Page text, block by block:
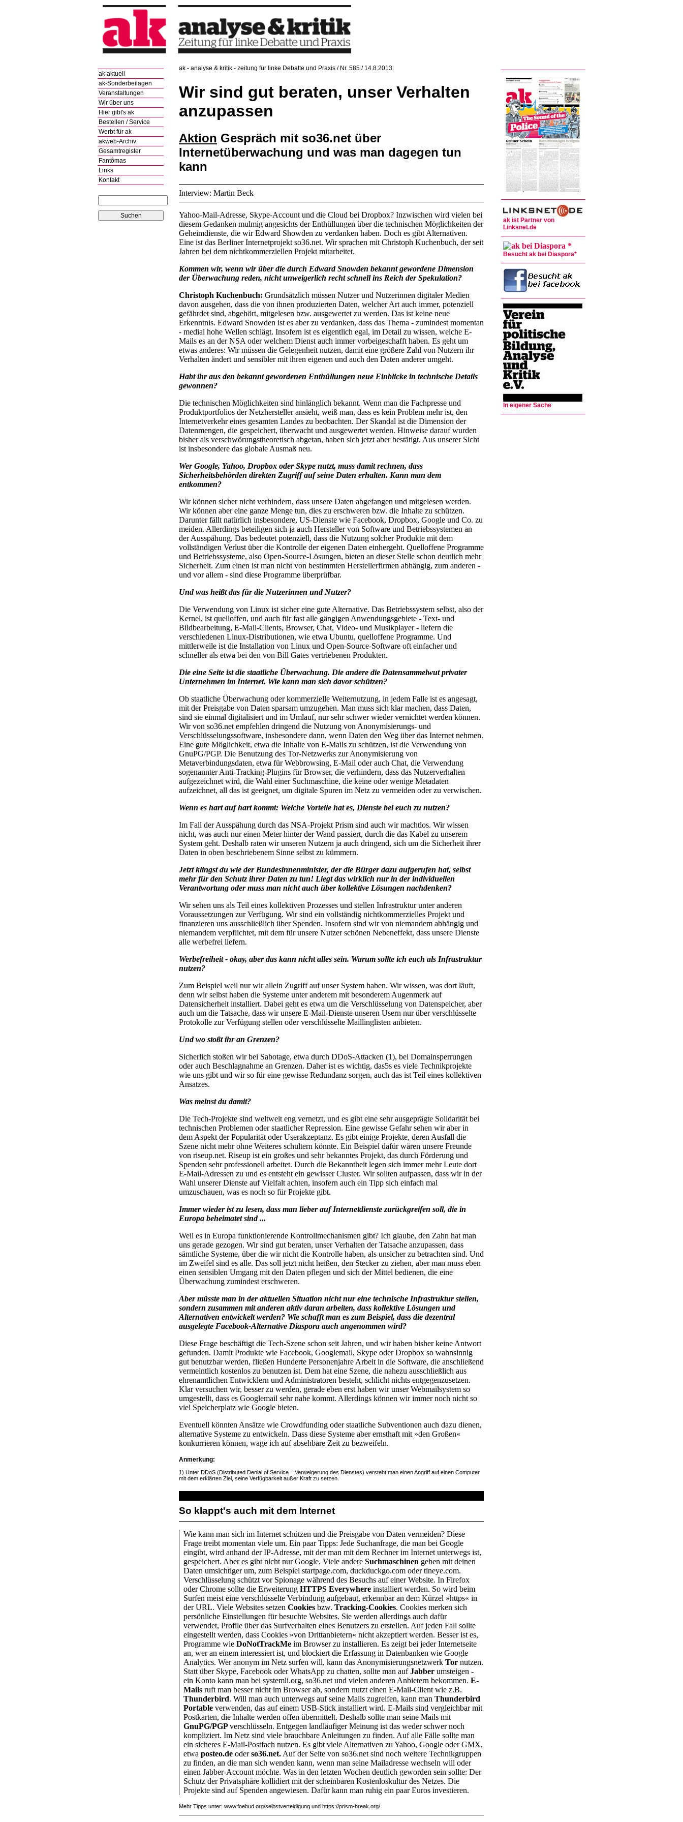
ak aktuell
ak-Sonderbeilagen
Veranstaltungen
Wir über uns
Hier gibt's ak
Bestellen / Service
Werbt für ak
akweb-Archiv
Gesamtregister
Fantômas
Links
Kontakt
ak ist Partner von
Linksnet.de
Besucht ak bei Diaspora*
In eigener Sache
ak - analyse & kritik - zeitung für linke Debatte und Praxis / Nr. 585 / 14.8.2013
Wir sind gut beraten, unser Verhalten
anzupassen
Aktion Gespräch mit so36.net über
Internetüberwachung und was man dagegen tun
kann
Interview: Martin Beck
Yahoo-Mail-Adresse, Skype-Account und die Cloud bei Dropbox? Inzwischen wird vielen bei
diesem Gedanken mulmig angesichts der Enthüllungen über die technischen Möglichkeiten der
Geheimdienste, die wir Edward Showden zu verdanken haben. Doch es gibt Alternativen.
Eine ist das Berliner Internetprojekt so36.net. Wir sprachen mit Christoph Kuchenbuch, der seit
Jahren bei dem nichtkommerziellen Projekt mitarbeitet.
Kommen wir, wenn wir über die durch Edward Snowden bekannt gewordene Dimension
der Überwachung reden, nicht unweigerlich recht schnell ins Reich der Spekulation?
Christoph Kuchenbuch: Grundsätzlich müssen Nutzer und Nutzerinnen digitaler Medien
davon ausgehen, dass die von ihnen produzierten Daten, welcher Art auch immer, potenziell
gefährdet sind, abgehört, mitgelesen bzw. ausgewertet zu werden. Das ist keine neue
Erkenntnis. Edward Snowden ist es aber zu verdanken, dass das Thema - zumindest momentan
- medial hohe Wellen schlägt. Insofern ist es eigentlich egal, im Detail zu wissen, welche E-
Mails es an der NSA oder welchem Dienst auch immer vorbeigeschafft haben. Es geht um
etwas anderes: Wir müssen die Gelegenheit nutzen, damit eine größere Zahl von Nutzern ihr
Verhalten ändert und sensibler mit ihren eigenen und auch den Daten anderer umgeht.
Habt ihr aus den bekannt gewordenen Enthüllungen neue Einblicke in technische Details
gewonnen?
Die technischen Möglichkeiten sind hinlänglich bekannt. Wenn man die Fachpresse und
Produktportfolios der Netzhersteller ansieht, weiß man, dass es kein Problem mehr ist, den
Internetverkehr eines gesamten Landes zu beobachten. Der Skandal ist die Dimension der
Datenmengen, die gespeichert, überwacht und ausgewertet werden. Hinweise darauf wurden
bisher als verschwörungstheoretisch abgetan, haben sich jetzt aber bestätigt. Aus unserer Sicht
ist insbesondere das globale Ausmaß neu.
Wer Google, Yahoo, Dropbox oder Skype nutzt, muss damit rechnen, dass
Sicherheitsbehörden direkten Zugriff auf seine Daten erhalten. Kann man dem
entkommen?
Wir können sicher nicht verhindern, dass unsere Daten abgefangen und mitgelesen werden.
Wir können aber eine ganze Menge tun, dies zu erschweren bzw. die Inhalte zu schützen.
Darunter fällt natürlich insbesondere, US-Dienste wie Facebook, Dropbox, Google und Co. zu
meiden. Allerdings beteiligen sich ja auch Hersteller von Software und Betriebssystemen an
der Ausspähung. Das bedeutet potenziell, dass die Nutzung solcher Produkte mit dem
vollständigen Verlust über die Kontrolle der eigenen Daten einhergeht. Quelloffene Programme
und Betriebssysteme, also Open-Source-Lösungen, bieten an dieser Stelle schon deutlich mehr
Sicherheit. Zum einen ist man nicht von bestimmten Herstellerfirmen abhängig, zum anderen -
und vor allem - sind diese Programme überprüfbar.
Und was heißt das für die Nutzerinnen und Nutzer?
Die Verwendung von Linux ist sicher eine gute Alternative. Das Betriebssystem selbst, also der
Kernel, ist quelloffen, und auch für fast alle gängigen Anwendungsgebiete - Text- und
Bildbearbeitung, E-Mail-Clients, Browser, Chat, Video- und Musikplayer - liefern die
verschiedenen Linux-Distributionen, wie etwa Ubuntu, quelloffene Programme. Und
mittlerweile ist die Installation von Linux und Open-Source-Software oft einfacher und
schneller als etwa bei den von Bill Gates vertriebenen Produkten.
Die eine Seite ist die staatliche Überwachung. Die andere die Datensammelwut privater
Unternehmen im Internet. Wie kann man sich davor schützen?
Ob staatliche Überwachung oder kommerzielle Weiternutzung, in jedem Falle ist es angesagt,
mit der Preisgabe von Daten sparsam umzugehen. Man muss sich klar machen, dass Daten,
sind sie einmal digitalisiert und im Umlauf, nur sehr schwer wieder vernichtet werden können.
Wir von so36.net empfehlen dringend die Nutzung von Anonymisierungs- und
Verschlüsselungssoftware, insbesondere dann, wenn Daten den Weg über das Internet nehmen.
Eine gute Möglichkeit, etwa die Inhalte von E-Mails zu schützen, ist die Verwendung von
GnuPG/PGP. Die Benutzung des Tor-Netzwerks zur Anonymisierung von
Metaverbindungsdaten, etwa für Webbrowsing, E-Mail oder auch Chat, die Verwendung
sogenannter Anti-Tracking-Plugins für Browser, die verhindern, dass das Nutzerverhalten
aufgezeichnet wird, die Wahl einer Suchmaschine, die keine oder wenige Metadaten
aufzeichnet, all das ist geeignet, um digitale Spuren im Netz zu vermeiden oder zu verwischen.
Wenn es hart auf hart kommt: Welche Vorteile hat es, Dienste bei euch zu nutzen?
Im Fall der Ausspähung durch das NSA-Projekt Prism sind auch wir machtlos. Wir wissen
nicht, was auch nur einen Meter hinter der Wand passiert, durch die das Kabel zu unserem
System geht. Deshalb raten wir unseren Nutzern ja auch dringend, sich um die Sicherheit ihrer
Daten in oben beschriebenem Sinne selbst zu kümmern.
Jetzt klingst du wie der Bundesinnenminister, der die Bürger dazu aufgerufen hat, selbst
mehr für den Schutz ihrer Daten zu tun! Liegt das wirklich nur in der individuellen
Verantwortung oder muss man nicht auch über kollektive Lösungen nachdenken?
Wir sehen uns als Teil eines kollektiven Prozesses und stellen Infrastruktur unter anderen
Voraussetzungen zur Verfügung. Wir sind ein vollständig nichtkommerzielles Projekt und
finanzieren uns ausschließlich über Spenden. Insofern sind wir von niemandem abhängig und
niemandem verpflichtet, mit dem für unsere Nutzer schönen Nebeneffekt, dass unsere Dienste
alle werbefrei liefern.
Werbefreiheit - okay, aber das kann nicht alles sein. Warum sollte ich euch als Infrastruktur
nutzen?
Zum Beispiel weil nur wir allein Zugriff auf unser System haben. Wir wissen, was dort läuft,
denn wir selbst haben die Systeme unter anderem mit besonderem Augenmerk auf
Datensicherheit installiert. Dabei geht es etwa um die Verschlüsselung von Datenspeicher, aber
auch um die Tatsache, dass wir unsere E-Mail-Dienste unseren Usern nur über verschlüsselte
Protokolle zur Verfügung stellen oder verschlüsselte Maillinglisten anbieten.
Und wo stoßt ihr an Grenzen?
Sicherlich stoßen wir bei Sabotage, etwa durch DDoS-Attacken (1), bei Domainsperrungen
oder auch Beschlagnahme an Grenzen. Daher ist es wichtig, das5s es viele Technikprojekte
wie uns gibt und wir so für eine gewisse Redundanz sorgen, auch das ist Teil eines kollektiven
Ansatzes.
Was meinst du damit?
Die Tech-Projekte sind weltweit eng vernetzt, und es gibt eine sehr ausgeprägte Solidarität bei
technischen Problemen oder staatlicher Repression. Eine gewisse Gefahr sehen wir aber in
dem Aspekt der Popularität oder Userakzeptanz. Es gibt einige Projekte, deren Ausfall die
Szene nicht mehr ohne Weiteres schultern könnte. Ein Beispiel dafür wären unsere Freunde
von riseup.net. Riseup ist ein großes und sehr bekanntes Projekt, das durch Förderung und
Spenden sehr professionell arbeitet. Durch die Bekanntheit legen sich immer mehr Leute dort
E-Mail-Adressen zu und es entsteht ein gewisser Cluster. Wir sollten aufpassen, dass wir in der
Wahl unserer Dienste auf Vielfalt achten, insofern auch ein Tipp sich einfach mal
umzuschauen, was es noch so für Projekte gibt.
Immer wieder ist zu lesen, dass man lieber auf Internetdienste zurückgreifen soll, die in
Europa beheimatet sind ...
Weil es in Europa funktionierende Kontrollmechanismen gibt? Ich glaube, den Zahn hat man
uns gerade gezogen. Wir sind gut beraten, unser Verhalten der Tatsache anzupassen, dass
sämtliche Systeme, über die wir nicht die Kontrolle haben, als unsicher zu betrachten sind. Und
im Zweifel sind es alle. Das soll jetzt nicht heißen, den Stecker zu ziehen, aber man muss eben
einen sensiblen Umgang mit den Daten pflegen und sich der Mittel bedienen, die eine
Überwachung zumindest erschweren.
Aber müsste man in der aktuellen Situation nicht nur eine technische Infrastruktur stellen,
sondern zusammen mit anderen aktiv daran arbeiten, dass kollektive Lösungen und
Alternativen entwickelt werden? Wie schafft man es zum Beispiel, dass die dezentral
ausgelegte Facebook-Alternative Diaspora auch angenommen wird?
Diese Frage beschäftigt die Tech-Szene schon seit Jahren, und wir haben bisher keine Antwort
gefunden. Damit Produkte wie Facebook, Googlemail, Skype oder Dropbox so wahnsinnig
gut benutzbar werden, fließen Hunderte Personenjahre Arbeit in die Software, die anschließend
vermeintlich kostenlos zu benutzen ist. Dem hat eine Szene, die nahezu ausschließlich aus
ehrenamtlichen Entwicklern und Administratoren besteht, schlicht nichts entgegenzusetzen.
Klar versuchen wir, besser zu werden, gerade eben erst haben wir unser Webmailsystem so
umgestellt, dass es Googlemail sehr nahe kommt. Allerdings können wir immer noch nicht so
viel Speicherplatz wie Google bieten.
Eventuell könnten Ansätze wie Crowdfunding oder staatliche Subventionen auch dazu dienen,
alternative Systeme zu entwickeln. Dass diese Systeme aber ernsthaft mit »den Großen«
konkurrieren können, wage ich auf absehbare Zeit zu bezweifeln.
Anmerkung:
1) Unter DDoS (Distributed Denial of Service = Verweigerung des Dienstes) versteht man einen Angriff auf einen Computer
mit dem erklärten Ziel, seine Verfügbarkeit außer Kraft zu setzen.
So klappt's auch mit dem Internet
Wie kann man sich im Internet schützen und die Preisgabe von Daten vermeiden? Diese
Frage treibt momentan viele um. Ein paar Tipps: Jede Suchanfrage, die man bei Google
eingibt, wird anhand der IP-Adresse, mit der man mit dem Rechner im Internet unterwegs ist,
gespeichert. Aber es gibt nicht nur Google. Viele andere Suchmaschinen gehen mit deinen
Daten umsichtiger um, zum Beispiel startpage.com, duckduckgo.com oder tineye.com.
Verschlüsselung schützt vor Spionage während des Besuchs auf einer Website. In Firefox
oder Chrome sollte die Erweiterung HTTPS Everywhere installiert werden. So wird beim
Surfen meist eine verschlüsselte Verbindung aufgebaut, erkennbar an dem Kürzel »https« in
der URL. Viele Websites setzen Cookies bzw. Tracking-Cookies. Cookies merken sich
persönliche Einstellungen für besuchte Websites. Sie werden allerdings auch dafür
verwendet, Profile über das Surfverhalten eines Benutzers zu erstellen. Auf jeden Fall sollte
eingestellt werden, dass Cookies »von Drittanbietern« nicht akzeptiert werden. Besser ist es,
Programme wie DoNotTrackMe im Browser zu installieren. Es zeigt bei jeder Internetseite
an, wer an einem interessiert ist, und blockiert die Erfassung in Datenbanken wie Google
Analytics. Wer anonym im Netz surfen will, kann das Anonymisierungsnetzwerk Tor nutzen.
Statt über Skype, Facebook oder WhatsApp zu chatten, sollte man aufJabber umsteigen -
ein Konto kann man bei systemli.org, so36.net und vielen anderen Anbietern bekommen. E-
Mails ruft man besser nicht im Browser ab, sondern nutzt einen E-Mail-Client wie z.B.
Thunderbird. Will man auch unterwegs auf seine Mails zugreifen, kann man Thunderbird
Portable verwenden, das auf einem USB-Stick installiert wird. E-Mails sind vergleichbar mit
Postkarten, die Inhalte werden offen übermittelt. Deshalb sollte man seine Mails mit
GnuPG/PGPverschlüsseln. Entgegen landläufiger Meinung ist das weder schwer noch
kompliziert. Im Netz sind viele brauchbare Anleitungen zu finden. Auf alle Fälle sollte man
ein sicheres E-Mail-Postfach nutzen. Es gibt viele Alternativen zu Yahoo, Google oder GMX,
etwa posteo.de oderso36.net. Auf der Seite von so36.net sind noch weitere Technikgruppen
zu finden, an die man sich wenden kann, wenn man seine Mailadresse wechseln will oder
einen Jabber-Account möchte. Was in den letzten Wochen deutlich geworden sein sollte: Der
Schutz der Privatsphäre kollidiert mit der scheinbaren Kostenloskultur des Netzes. Die
Projekte sind auf Spenden angewiesen. Dafür kann man ruhig ein paar Euros investieren.
Mehr Tipps unter: www.foebud.org/selbstverteidigung und https://prism-break.org/